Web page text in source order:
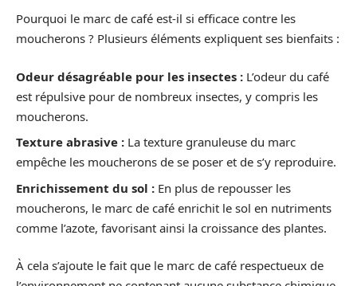
Pourquoi le marc de café est-il si efficace contre les
moucherons ? Plusieurs éléments expliquent ses bienfaits :
Odeur désagréable pour les insectes : L’odeur du café
est répulsive pour de nombreux insectes, y compris les
moucherons.
Texture abrasive : La texture granuleuse du marc
empêche les moucherons de se poser et de s’y reproduire.
Enrichissement du sol : En plus de repousser les
moucherons, le marc de café enrichit le sol en nutriments
comme l’azote, favorisant ainsi la croissance des plantes.
À cela s’ajoute le fait que le marc de café respectueux de